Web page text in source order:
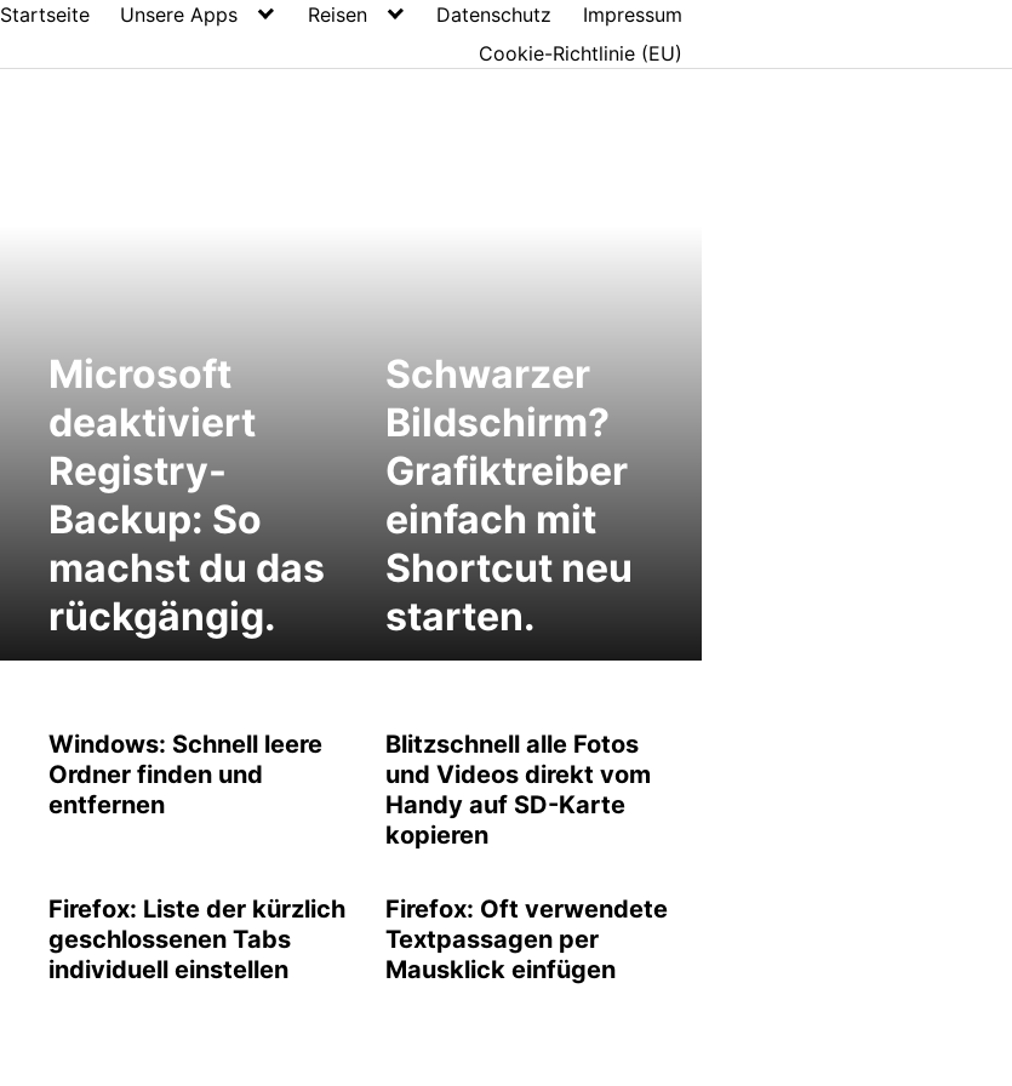
Startseite Unsere Apps Reisen Datenschutz
Impressum
Cookie-Richtlinie (EU)
Microsoft
deaktiviert
Registry-
Backup: So
machst du das
rückgängig.
Schwarzer
Bildschirm?
Grafiktreiber
einfach mit
Shortcut neu
starten.
Windows: Schnell leere
Ordner finden und
entfernen
Blitzschnell alle Fotos
und Videos direkt vom
Handy auf SD-Karte
kopieren
Firefox: Liste der kürzlich
geschlossenen Tabs
individuell einstellen
Firefox: Oft verwendete
Textpassagen per
Mausklick einfügen